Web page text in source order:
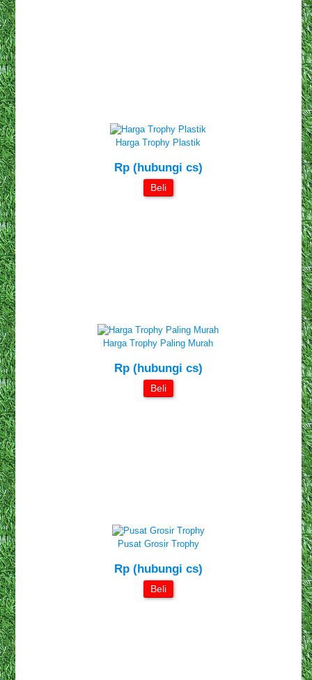
Harga Trophy Plastik
Rp (hubungi cs)
Beli
Harga Trophy Paling Murah
Rp (hubungi cs)
Beli
Pusat Grosir Trophy
Rp (hubungi cs)
Beli